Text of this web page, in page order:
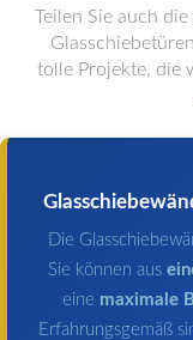
Teilen Sie auch
tolle Projekte, die
Die
Sie können aus
eine maximale
Erfahrungsgemäß